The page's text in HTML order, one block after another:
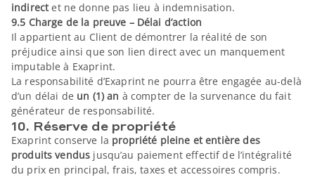
indirectet ne donne pas lieu à indemnisation.
9.5 Charge de la preuve – Délai d’action
Il appartient au Client de démontrer la réalité de son
préjudice ainsi que son lien direct avec un manquement
imputable à Exaprint.
La responsabilité d’Exaprint ne pourra être engagée au-delà
d’un délai de un (1) an à compter de la survenance du fait
générateur de responsabilité.
10. Réserve de propriété
Exaprint conserve la propriété pleine et entière des
produits vendus jusqu’au paiement effectif de l’intégralité
du prix en principal, frais, taxes et accessoires compris.